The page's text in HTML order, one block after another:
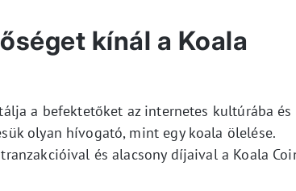
kínál a Koala
a befektetőket az internetes kultúrába és
olyan hívogató, mint egy koala ölelése.
és alacsony díjaival a Koala